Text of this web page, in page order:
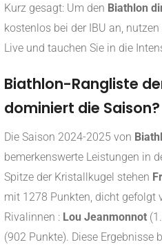
Kurz gesagt: Um den Biathlon
kostenlos bei der IBU an,
Live und tauchen Sie in die
Biathlon-Rangliste
dominiert die Saison?
Die Saison 2024-2025 von
bemerkenswerte Leistungen in
Spitze der Kristallkugel stehen
mit 1278 Punkten, dicht gefolgt
Rivalinnen : Lou Jeanmonnot
(902 Punkte). Diese Ergebnisse